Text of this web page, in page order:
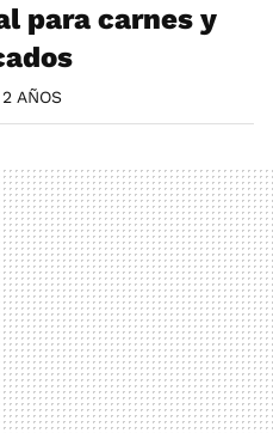
para carnes y
AÑOS